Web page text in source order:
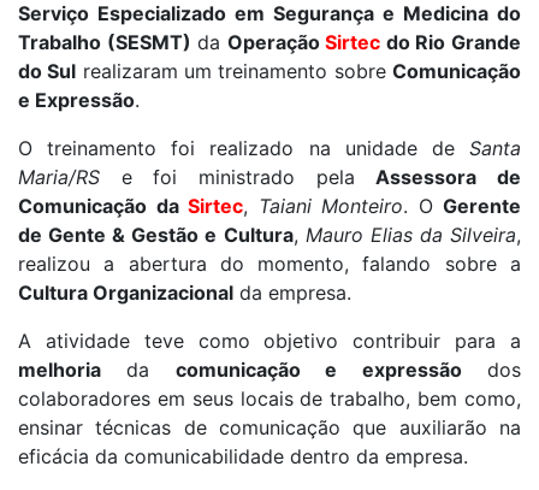
Serviço Especializado em Segurança e Medicina do
Trabalho (SESMT) da OperaçãoSirtec do Rio Grande
do Sul realizaram um treinamento sobreComunicação
e Expressão.
O treinamento foi realizado na unidade de Santa
Maria/RS e foi ministrado pelaAssessora de
Comunicação da Sirtec, Taiani Monteiro. O Gerente
de Gente & Gestão e Cultura, Mauro Elias da Silveira,
realizou a abertura do momento, falando sobre a
Cultura Organizacional da empresa.
A atividade teve como objetivo contribuir para a
melhoria da comunicação e expressãodos
colaboradores em seus locais de trabalho, bem como,
ensinar técnicas de comunicação que auxiliarão na
eficácia da comunicabilidade dentro da empresa.